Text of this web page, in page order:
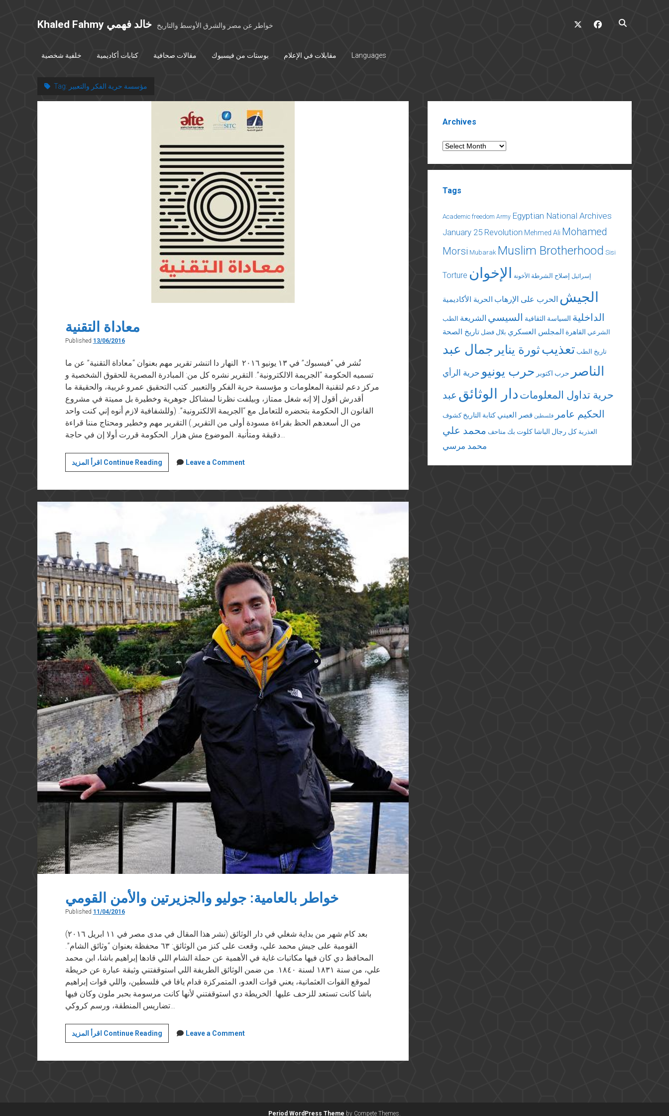
Khaled Fahmy خالد فهمي خواطر عن مصر والشرق الأوسط والتاريخ
twitter facebook
خلفية شخصية كتابات أكاديمية مقالات صحافية بوستات من فيسبوك مقابلات في الإعلام Languages
Tag: مؤسسة حرية الفكر والتعبير
معاداة التقنية
Published 13/06/2016
نُشر في “فيسبوك” في ١٣ يونيو ٢٠١٦ النهار دا اتنشر تقرير مهم بعنوان “معاداة التقنية” عن ما
تسميه الحكومة “الجريمة الالكترونية”. التقرير نشره كل من: المبادرة المصرية للحقوق الشخصية و
مركز دعم لتقنية المعلومات و مؤسسة حرية الفكر والتعبير. كتب التحقيق عمرو غربية، والحقيقة ما
أقدرش أقول إلا إنه شغل ممتاز، وبيلفت نظرنا لمشاكل جوهرية وخطيرة بل مميتة في مشروع
القانون ال الحكومة بتحضره للتعامل مع “الجريمة الالكترونية”. (وللشفافية لازم أنوه إني كنت واحد
من ال أسعدهم الحظ بقراءة مسودة أولى من التقرير.) التقرير مهم وخطير ومحتاج مننا قراءة
دقيقة ومتأنية. الموضوع مش هزار. الحكومة قررت أولا إن في حاجة…
اقرأ المزيد Continue Readingمعاداة
التقنية
Leave a Comment
خواطر بالعامية: جوليو والجزيرتين والأمن القومي
Published 11/04/2016
(نشر هذا المقال في مدى مصر في ١١ ابريل ٢٠١٦) بعد كام شهر من بداية شغلي في دار الوثائق
القومية على جيش محمد علي، وقعت على كنز من الوثائق: ٦٣ محفظة بعنوان “وثائق الشام”.
المحافظ دي كان فيها مكاتبات غاية في الأهمية عن حملة الشام اللي قادها إبراهيم باشا، ابن محمد
علي، من سنة ١٨٣١ لسنة ١٨٤٠. من ضمن الوثائق الطريفة اللي استوقفتني وثيقة عبارة عن خريطة
لموقع القوات العثمانية، يعني قوات العدو، المتمركزة قدام يافا في فلسطين، واللي قوات إبراهيم
باشا كانت تستعد للزحف عليها. الخريطة دي استوقفتني لأنها كانت مرسومة بحبر ملون وكان فيها
تضاريس المنطقة، ورسم كروكي…
اقرأ المزيد Continue Readingخواطر
بالعامية:
Leave a Comment
Archives
Archives
Tags
Academic freedom Army Egyptian National Archives
January 25 Revolution Mehmed Ali Mohamed
Morsi Mubarak Muslim Brotherhood Sisi
Torture إسرائيل إصلاح الشرطة الأخونة الإخوان
الجيش الحرب على الإرهاب الحرية الأكاديمية
الداخلية السياسة الثقافية السيسي الشريعة الطب
الشرعي القاهرة المجلس العسكري بلال فضل تاريخ الصحة
تاريخ الطب تعذيبثورة يناير جمال عبد
الناصر
حرب اكتوبر حرب يونيو حرية الرأي
حرية تداول المعلومات دار الوثائق عبد
الحكيم عامر
فلسطين قصر العيني كتابة التاريخ كشوف
العذرية كل رجال الباشا كلوت بك متاحف محمد علي
محمد مرسي
Period WordPress Theme by Compete Themes.